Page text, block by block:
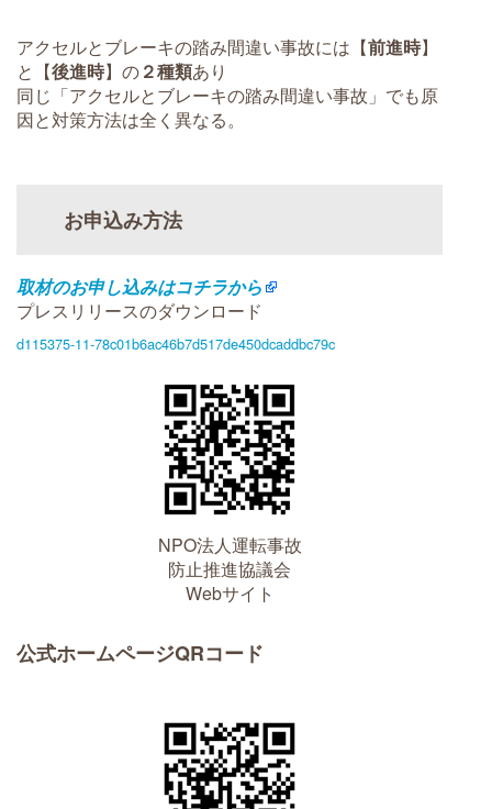
アクセルとブレーキの踏み間違い事故には【前進時】
と【後進時】の２種類あり
同じ「アクセルとブレーキの踏み間違い事故」でも原
因と対策方法は全く異なる。
お申込み方法
取材のお申し込みはコチラから
プレスリリースのダウンロード
d115375-11-78c01b6ac46b7d517de450dcaddbc79c
NPO法人運転事故
防止推進協議会
Webサイト
公式ホームページQRコード